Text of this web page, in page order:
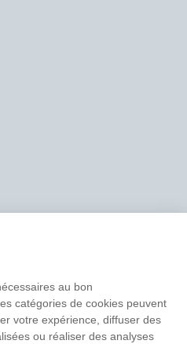
au bon
catégories de cookies peuvent
votre expérience, diffuser des
ou réaliser des analyses